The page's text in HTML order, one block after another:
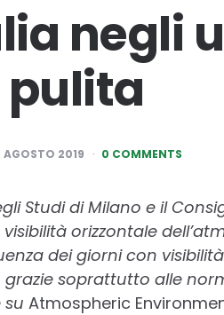
negli
pulita
AGOSTO 2019 0 COMMENTS
Studi di Milano e il
orizzontale
dei giorni con
grazie soprattutto alle
su Atmospheric